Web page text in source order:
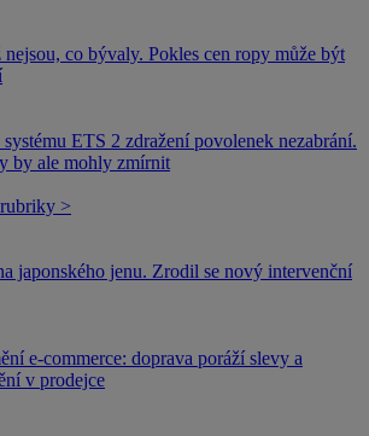
co bývaly. Pokles cen ropy může být
ETS 2 zdražení povolenek nezabrání.
by ale mohly zmírnit
>
japonského jenu. Zrodil se nový intervenční
e-commerce: doprava poráží slevy a
v prodejce